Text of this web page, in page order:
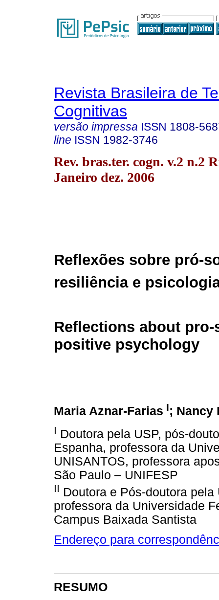
Revista Brasileira de
Cognitivas
versão impressa ISSN 1808-
line ISSN 1982-3746
Rev. bras.ter. cogn. v.2 n.2
Janeiro dez. 2006
Reflexões sobre pró-
resiliência e
Reflections about
positive psychology
Maria Aznar-Farias I; Nancy
I Doutora pela USP, pós-
Espanha, professora da
UNISANTOS, professora
São Paulo – UNIFESP
II Doutora e Pós-doutora
professora da Universidade
Campus Baixada Santista
Endereço para
RESUMO